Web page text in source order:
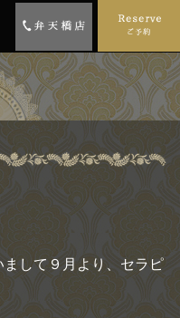
して９月より、セラピ